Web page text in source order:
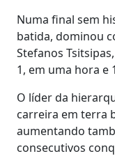
Numa final sem
batida, dominou
Stefanos
1, em uma hora e
O líder da
carreira em terra
aumentando
consecutivos